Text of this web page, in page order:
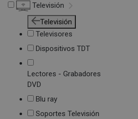
Televisión
Televisión
Televisores
Dispositivos TDT
Lectores - Grabadores
DVD
Blu ray
Soportes Televisión